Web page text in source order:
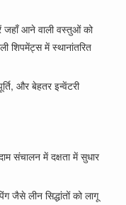
जहाँ आने वाली वस्तुओं को
शिपमेंट्स में स्थानांतरित
और बेहतर इन्वेंटरी
संचालन में दक्षता में सुधार
जैसे लीन सिद्धांतों को लागू